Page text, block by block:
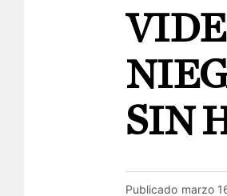
SIN
Publicado marzo